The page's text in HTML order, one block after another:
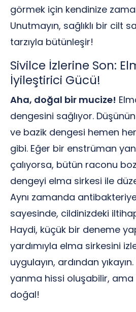
görmek için kendinize
Unutmayın, sağlıklı bir cilt
tarzıyla bütünleşir!
Sivilce İzlerine Son:
İyileştirici Gücü!
Aha, doğal bir mucize!
dengesini sağlıyor.
ve bazik dengesi hemen
gibi. Eğer bir enstrüman
çalıyorsa, bütün raconu
dengeyi elma sirkesi ile
Aynı zamanda
sayesinde, cildinizdeki
Haydi, küçük bir deneme
yardımıyla elma sirkesini
uygulayın, ardından
yanma hissi oluşabilir,
doğal!